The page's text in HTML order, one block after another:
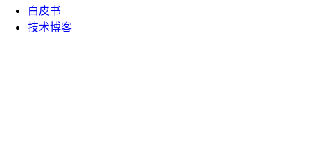
白皮书
技术博客